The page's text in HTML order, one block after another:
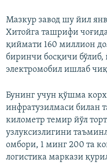
Мазкур завод шу йил
Хитойга ташрифи
қиймати 160 миллион
биринчи босқичи
электромобил ишлаб
Бунинг учун қўшма
инфратузилмаси билан
километр темир йўл
узлуксизлигини
омбори, 1 минг 200 та
логистика маркази